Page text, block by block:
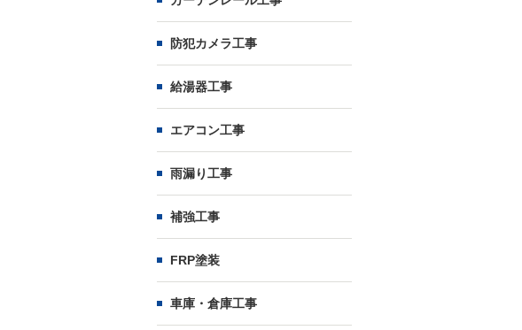
防犯カメラ工事
給湯器工事
エアコン工事
雨漏り工事
補強工事
FRP塗装
車庫・倉庫工事